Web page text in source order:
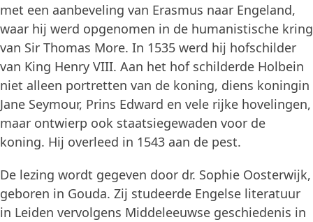
met een aanbeveling van Erasmus naar Engeland,
waar hij werd opgenomen in de humanistische kring
van Sir Thomas More. In 1535 werd hij hofschilder
van King Henry VIII. Aan het hof schilderde Holbein
niet alleen portretten van de koning, diens koningin
Jane Seymour, Prins Edward en vele rijke hovelingen,
maar ontwierp ook staatsiegewaden voor de
koning. Hij overleed in 1543 aan de pest.
De lezing wordt gegeven door dr. Sophie Oosterwijk,
geboren in Gouda. Zij studeerde Engelse literatuur
in Leiden vervolgens Middeleeuwse geschiedenis in